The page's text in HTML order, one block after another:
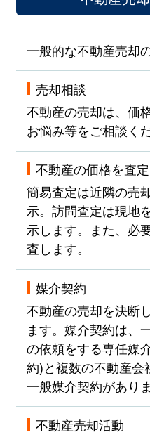
一般的な不動産売却
売却相談
不動産の売却は、価
お悩み等をご相談く
不動産の価格を査定
簡易査定は近隣の売
示。訪問査定は現地
示します。また、必
査します。
媒介契約
不動産の売却を決断
ます。媒介契約は、
の依頼をする専任媒
約)と複数の不動産会
一般媒介契約がありま
不動産売却活動